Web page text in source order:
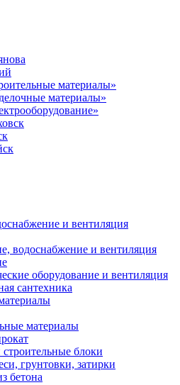
материалы»
материалы»
и вентиляция
водоснабжение и вентиляция
оборудование и вентиляция
сантехника
материалы
блоки
грунтовки, затирки
бетона